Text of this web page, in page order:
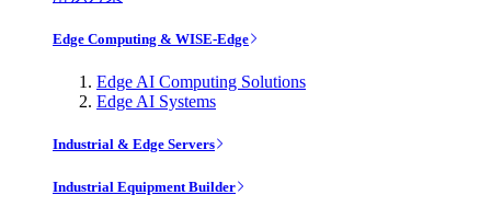
Edge Computing & WISE-Edge
Edge AI Computing Solutions
Edge AI Systems
Industrial & Edge Servers
Industrial Equipment Builder